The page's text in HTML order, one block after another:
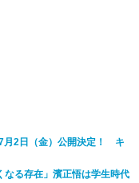
月2日（金）公開決定！ キ
なる存在」濱正悟は学生時代